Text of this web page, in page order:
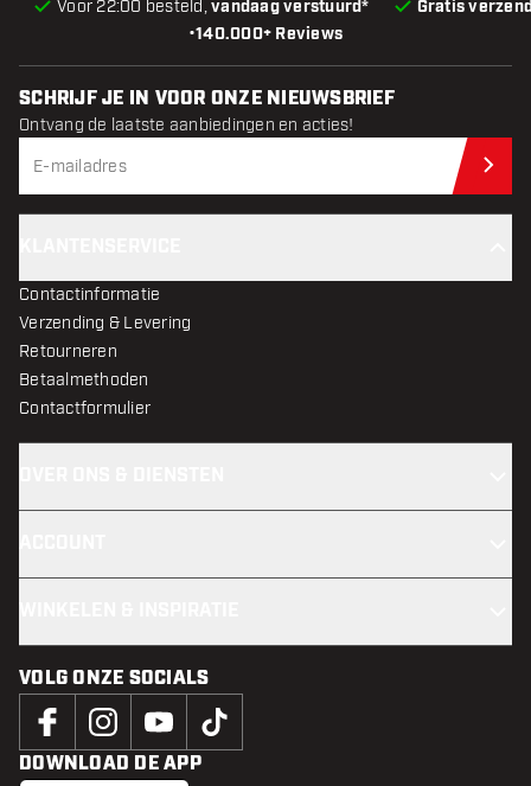
•140.000+ Reviews
Voor 22:00 besteld,vandaag verstuurd* Gratis
SCHRIJF JE IN VOOR ONZE NIEUWSBRIEF
Ontvang de laatste aanbiedingen en acties!
Contactinformatie
Verzending & Levering
Retourneren
Betaalmethoden
Contactformulier
VOLG ONZE SOCIALS
DOWNLOAD DE APP